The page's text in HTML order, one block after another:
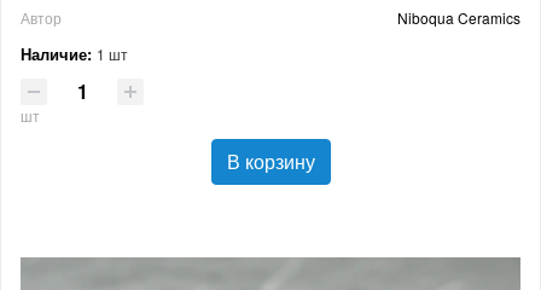
Автор Niboqua Ceramics
Наличие: 1 шт
шт
В корзину